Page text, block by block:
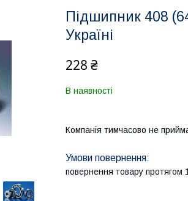
Підшипник 408
Україні
228 ₴
В наявності
Компанія тимчасово не
повернення товару протягом